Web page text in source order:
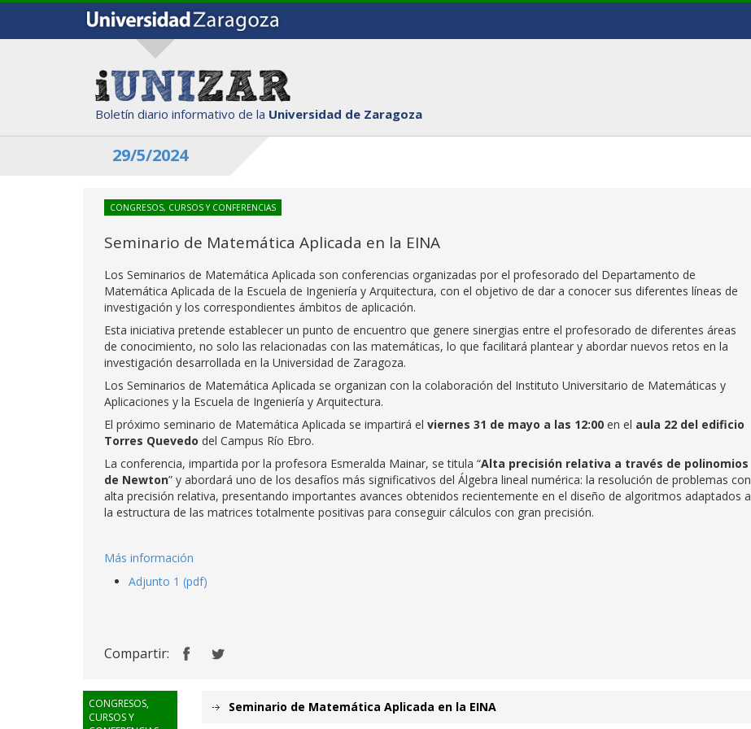
Boletín diario informativo de la Universidad de Zaragoza
29/5/2024
CONGRESOS, CURSOS Y CONFERENCIAS
Seminario de Matemática Aplicada en la EINA
Los Seminarios de Matemática Aplicada son conferencias organizadas por el profesorado del Departamento de
Matemática Aplicada de la Escuela de Ingeniería y Arquitectura, con el objetivo de dar a conocer sus diferentes líneas de
investigación y los correspondientes ámbitos de aplicación.
Esta iniciativa pretende establecer un punto de encuentro que genere sinergias entre el profesorado de diferentes áreas
de conocimiento, no solo las relacionadas con las matemáticas, lo que facilitará plantear y abordar nuevos retos en la
investigación desarrollada en la Universidad de Zaragoza.
Los Seminarios de Matemática Aplicada se organizan con la colaboración del Instituto Universitario de Matemáticas y
Aplicaciones y la Escuela de Ingeniería y Arquitectura.
El próximo seminario de Matemática Aplicada se impartirá el viernes 31 de mayo a las 12:00 en el aula 22 del edificio
Torres Quevedo del Campus Río Ebro.
La conferencia, impartida por la profesora Esmeralda Mainar, se titula “Alta precisión relativa a través de polinomios
de Newton” y abordará uno de los desafíos más significativos del Álgebra lineal numérica: la resolución de problemas con
alta precisión relativa, presentando importantes avances obtenidos recientemente en el diseño de algoritmos adaptados a
la estructura de las matrices totalmente positivas para conseguir cálculos con gran precisión.
Más información
Adjunto 1 (pdf)
Compartir:
CONGRESOS,
CURSOS Y
Seminario de Matemática Aplicada en la EINA